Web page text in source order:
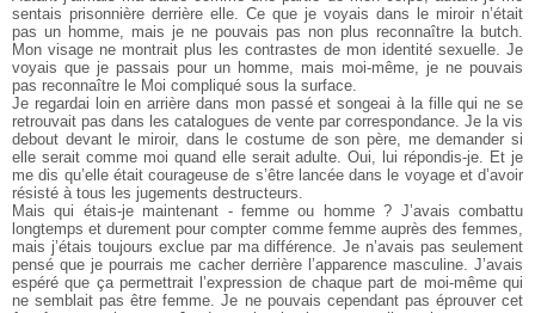
sentais prisonnière derrière elle. Ce que je voyais dans le miroir n’était
pas un homme, mais je ne pouvais pas non plus reconnaître la butch.
Mon visage ne montrait plus les contrastes de mon identité sexuelle. Je
voyais que je passais pour un homme, mais moi-même, je ne pouvais
pas reconnaître le Moi compliqué sous la surface.
Je regardai loin en arrière dans mon passé et songeai à la fille qui ne se
retrouvait pas dans les catalogues de vente par correspondance. Je la vis
debout devant le miroir, dans le costume de son père, me demander si
elle serait comme moi quand elle serait adulte. Oui, lui répondis-je. Et je
me dis qu’elle était courageuse de s’être lancée dans le voyage et d’avoir
résisté à tous les jugements destructeurs.
Mais qui étais-je maintenant - femme ou homme ? J’avais combattu
longtemps et durement pour compter comme femme auprès des femmes,
mais j’étais toujours exclue par ma différence. Je n’avais pas seulement
pensé que je pourrais me cacher derrière l’apparence masculine. J’avais
espéré que ça permettrait l’expression de chaque part de moi-même qui
ne semblait pas être femme. Je ne pouvais cependant pas éprouver cet